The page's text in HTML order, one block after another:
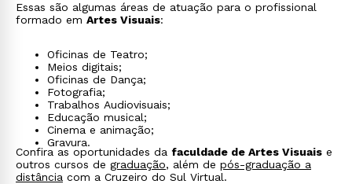
Essas são algumas áreas de atuação para o profissional
formado em Artes Visuais:
Oficinas de Teatro;
Meios digitais;
Oficinas de Dança;
Fotografia;
Trabalhos Audiovisuais;
Educação musical;
Cinema e animação;
Gravura.
Confira as oportunidades da faculdade de Artes Visuais e
outros cursos de graduação, além de pós-graduação a
distância com a Cruzeiro do Sul Virtual.